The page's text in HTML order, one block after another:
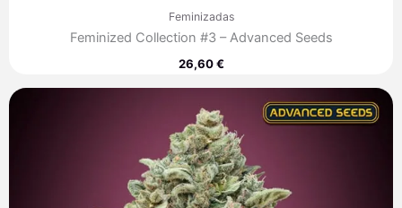
Feminizadas
Feminized Collection #3 – Advanced Seeds
26,60€
de
precios:
hasta
313,40 €